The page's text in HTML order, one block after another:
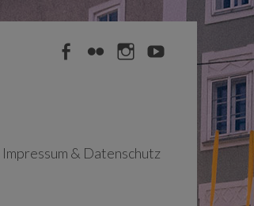
YouTube
Impressum & Datenschutz